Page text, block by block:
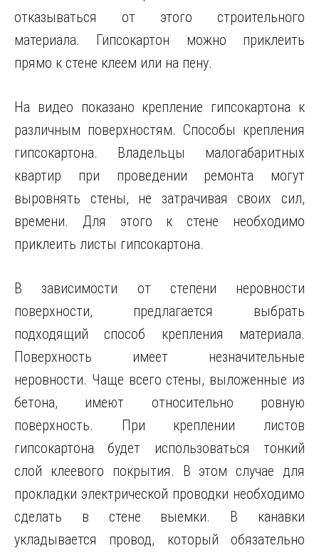
отказываться от этого строительного
материала. Гипсокартон можно приклеить
прямо к стене клеем или на пену.
На видео показано крепление гипсокартона к
различным поверхностям. Способы крепления
гипсокартона. Владельцы малогабаритных
квартир при проведении ремонта могут
выровнять стены, не затрачивая своих сил,
времени. Для этого к стене необходимо
приклеить листы гипсокартона.
В зависимости от степени неровности
поверхности, предлагается выбрать
подходящий способ крепления материала.
Поверхность имеет незначительные
неровности. Чаще всего стены, выложенные из
бетона, имеют относительно ровную
поверхность. При креплении листов
гипсокартона будет использоваться тонкий
слой клеевого покрытия. В этом случае для
прокладки электрической проводки необходимо
сделать в стене выемки. В канавки
укладывается провод, который обязательно